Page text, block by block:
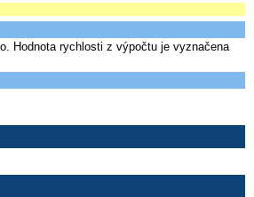
Hodnota rychlosti z výpočtu je vyznačena